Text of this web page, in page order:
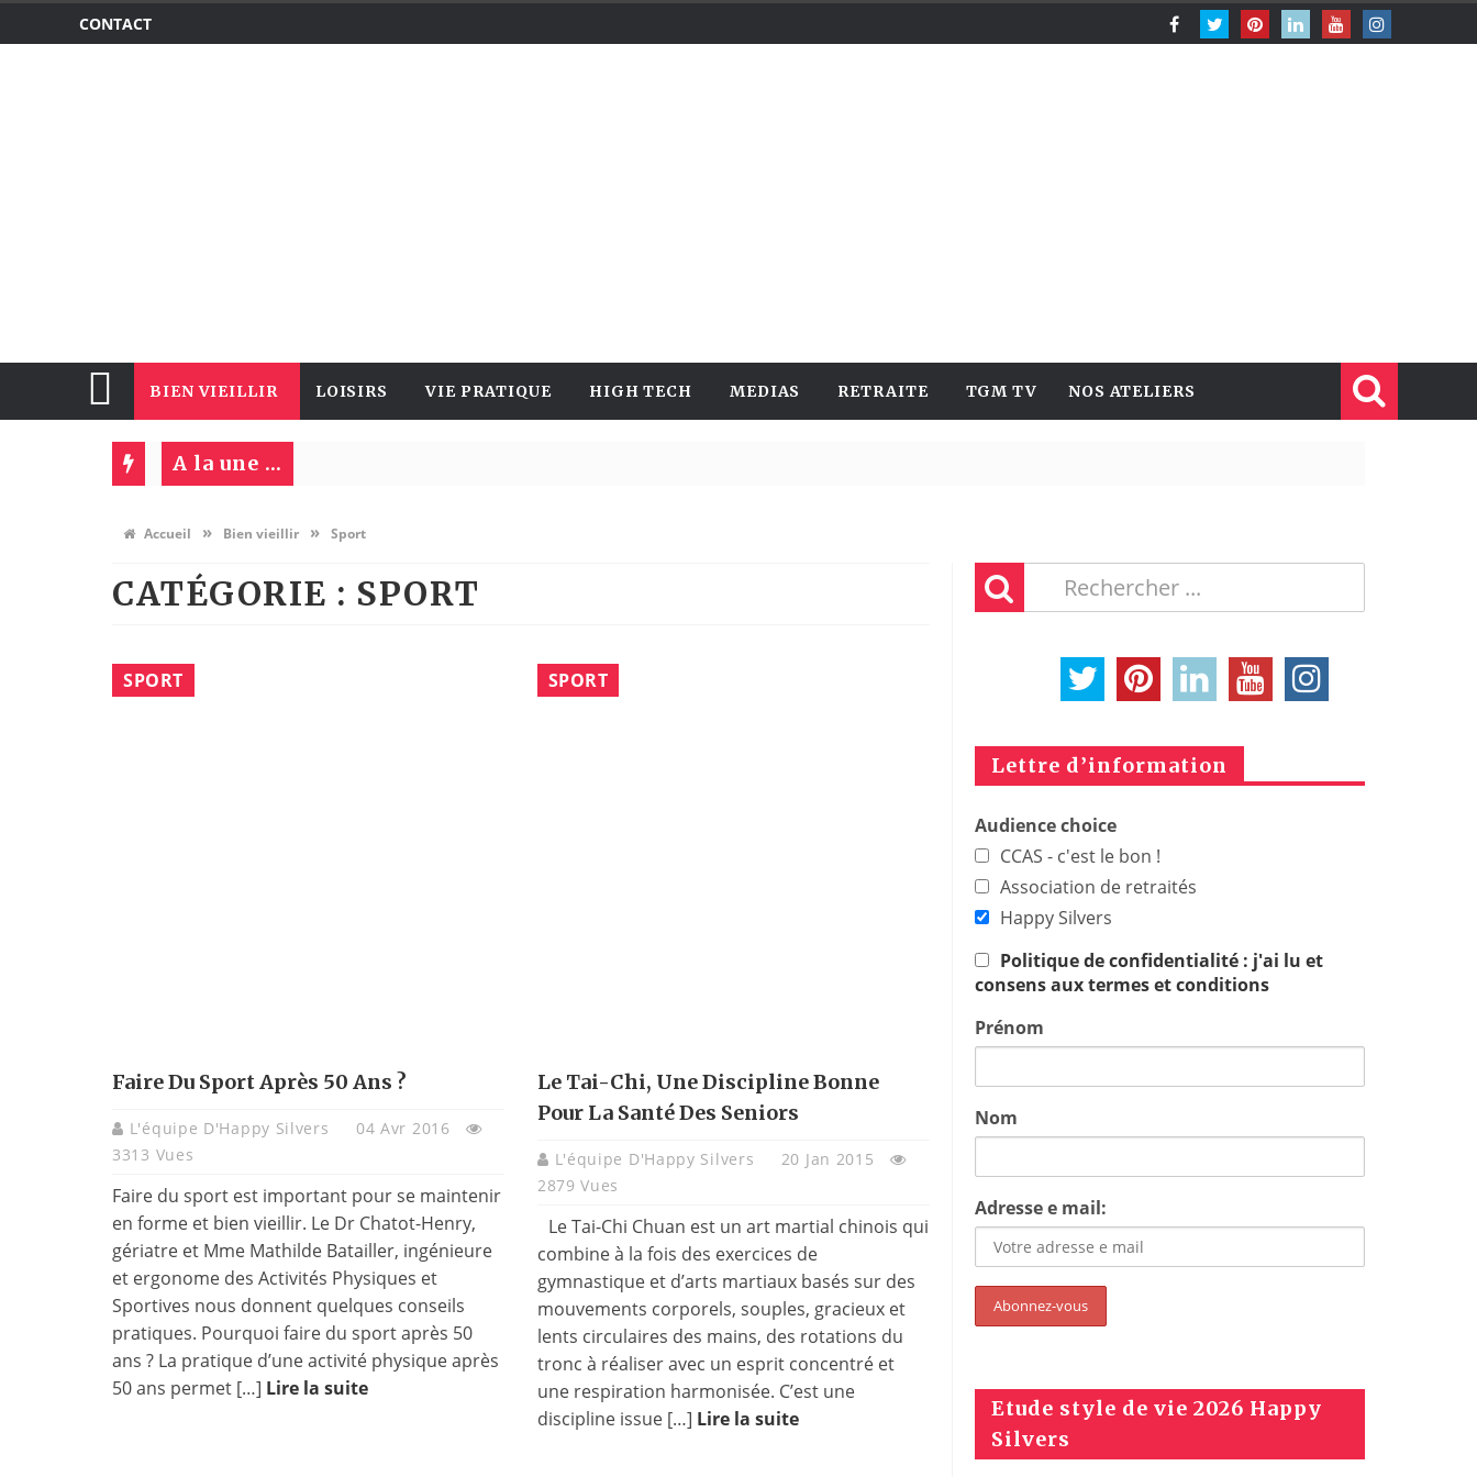
CONTACT
BIEN VIEILLIR LOISIRS VIE PRATIQUE HIGH TECH MEDIAS RETRAITE TGM TV NOS ATELIERS
A la une ...
Accueil » Bien vieillir » Sport
CATÉGORIE : SPORT
SPORT
Faire Du Sport Après 50 Ans ?
L'équipe D'Happy Silvers
04 Avr 2016
3313 Vues
Faire du sport est important pour se maintenir
en forme et bien vieillir. Le Dr Chatot-Henry,
gériatre et Mme Mathilde Batailler, ingénieure
et ergonome des Activités Physiques et
Sportives nous donnent quelques conseils
pratiques. Pourquoi faire du sport après 50
ans ? La pratique d’une activité physique après
50 ans permet […] Lire la suite
SPORT
Le Tai-Chi, Une Discipline Bonne
Pour La Santé Des Seniors
L'équipe D'Happy Silvers
20 Jan 2015
2879 Vues
Le Tai-Chi Chuan est un art martial chinois qui
combine à la fois des exercices de
gymnastique et d’arts martiaux basés sur des
mouvements corporels, souples, gracieux et
lents circulaires des mains, des rotations du
tronc à réaliser avec un esprit concentré et
une respiration harmonisée. C’est une
discipline issue […] Lire la suite
Lettre d’information
Audience choice
CCAS - c'est le bon !
Association de retraités
Happy Silvers
Politique de confidentialité : j'ai lu et
consens aux termes et conditions
Prénom
Nom
Adresse e mail:
Etude style de vie 2026 Happy
Silvers